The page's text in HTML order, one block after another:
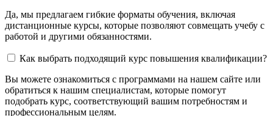
Да, мы предлагаем гибкие форматы обучения, включая
дистанционные курсы, которые позволяют совмещать учебу с
работой и другими обязанностями.
Как выбрать подходящий курс повышения квалификации?
Вы можете ознакомиться с программами на нашем сайте или
обратиться к нашим специалистам, которые помогут
подобрать курс, соответствующий вашим потребностям и
профессиональным целям.